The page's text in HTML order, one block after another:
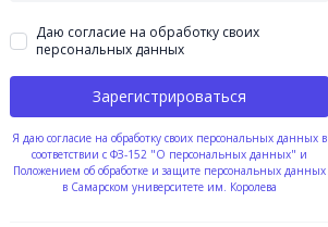
Даю согласие на обработку своих
персональных данных
Зарегистрироваться
Я даю согласие на обработку своих персональных данных в
соответствии с ФЗ-152 "О персональных данных" и
Положением об обработке и защите персональных данных
в Самарском университете им. Королева